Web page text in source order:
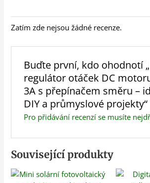
Zatím zde nejsou žádné recenze.
Buďte první, kdo ohodnotí
regulátor otáček DC
3A s přepínačem směru –
DIY a průmyslové projekty“
Pro přidávání recenzí se musíte
Související produkty